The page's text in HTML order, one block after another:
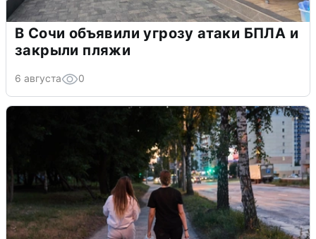
В Сочи объявили угрозу атаки БПЛА и
закрыли пляжи
6 августа 0